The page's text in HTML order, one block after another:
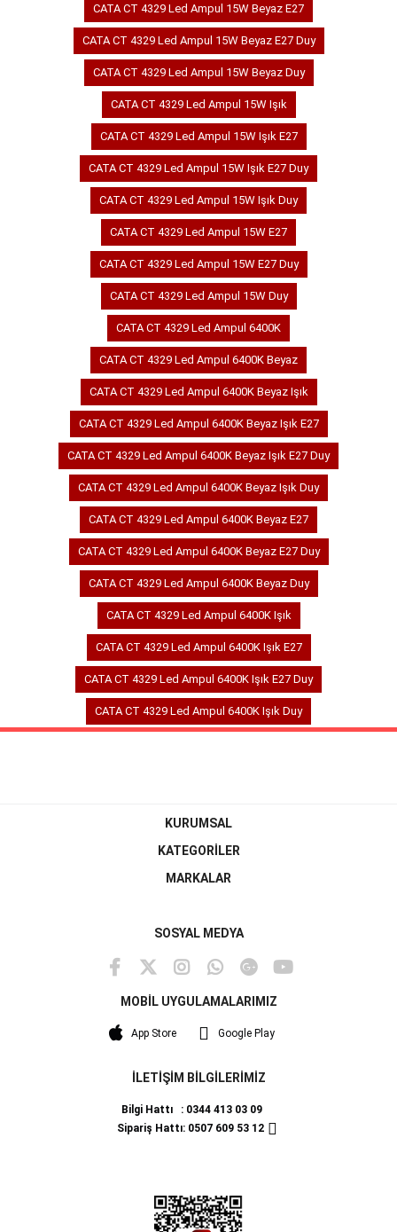
CATA CT 4329 Led Ampul 15W Beyaz E27
CATA CT 4329 Led Ampul 15W Beyaz E27 Duy
CATA CT 4329 Led Ampul 15W Beyaz Duy
CATA CT 4329 Led Ampul 15W Işık
CATA CT 4329 Led Ampul 15W Işık E27
CATA CT 4329 Led Ampul 15W Işık E27 Duy
CATA CT 4329 Led Ampul 15W Işık Duy
CATA CT 4329 Led Ampul 15W E27
CATA CT 4329 Led Ampul 15W E27 Duy
CATA CT 4329 Led Ampul 15W Duy
CATA CT 4329 Led Ampul 6400K
CATA CT 4329 Led Ampul 6400K Beyaz
CATA CT 4329 Led Ampul 6400K Beyaz Işık
CATA CT 4329 Led Ampul 6400K Beyaz Işık E27
CATA CT 4329 Led Ampul 6400K Beyaz Işık E27 Duy
CATA CT 4329 Led Ampul 6400K Beyaz Işık Duy
CATA CT 4329 Led Ampul 6400K Beyaz E27
CATA CT 4329 Led Ampul 6400K Beyaz E27 Duy
CATA CT 4329 Led Ampul 6400K Beyaz Duy
CATA CT 4329 Led Ampul 6400K Işık
CATA CT 4329 Led Ampul 6400K Işık E27
CATA CT 4329 Led Ampul 6400K Işık E27 Duy
CATA CT 4329 Led Ampul 6400K Işık Duy
KURUMSAL
KATEGORİLER
MARKALAR
SOSYAL MEDYA
MOBİL UYGULAMALARIMIZ
App Store Google Play
İLETİŞİM BİLGİLERİMİZ
Bilgi Hattı : 0344 413 03 09
Sipariş Hattı: 0507 609 53 12